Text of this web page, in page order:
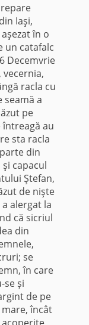
Iaşi,
în o
un catafalc
Decemvrie
vecernia,
racla cu
seamă a
pe
întreagă au
sta racla
din
capacul
Ştefan,
de nişte
alergat la
că sicriul
din
se
în care
se şi
de pe
încât